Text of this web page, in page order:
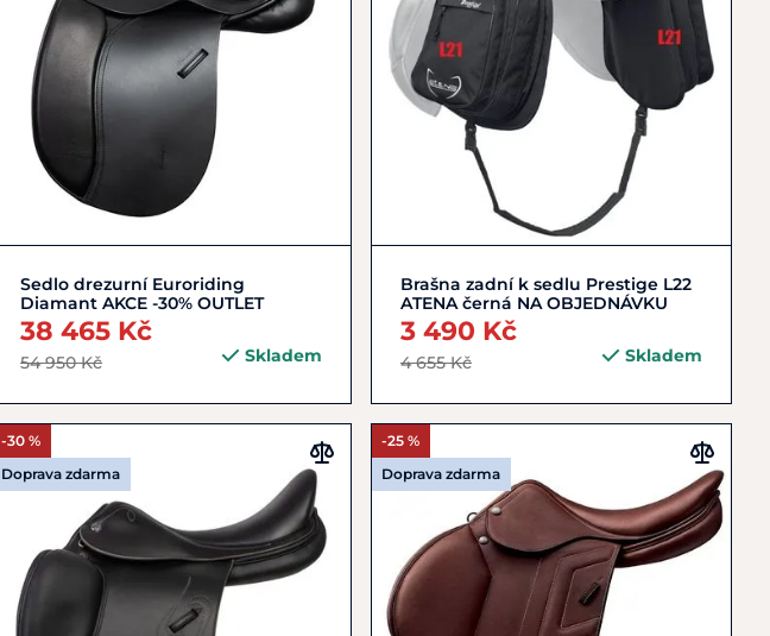
16,5" 17"
Sedlo drezurní Euroriding
Diamant AKCE -30% OUTLET
38 465 Kč
54 950 Kč Skladem
Do košíku
Brašna zadní k sedlu Prestige L22
ATENA černá NA OBJEDNÁVKU
3 490 Kč
4 655 Kč Skladem
-30 %
Doprava zdarma
-25 %
Doprava zdarma